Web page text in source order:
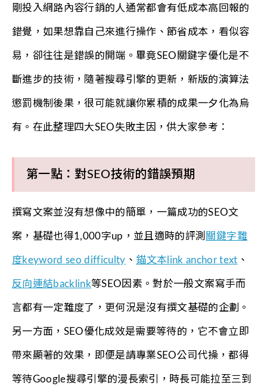
剛投入網路內容行銷的人通常都會有低成本高回報的
錯覺，如果想靠自己來進行操作、節省成本，看似容
易，卻往往是錯誤的開端。畢竟SEO關鍵字優化是不
斷進步的技術，隨著搜尋引擎的更新，新版的演算法
懲罰機制後果，很可能就讓你累積的成果一夕化為烏
有。在此整理四大SEO失敗主因，供大家參考：
第一點：對SEO技術的錯誤預期
撰寫文案並沒有想像中的簡單，一篇成功的SEO文
案，基礎也得1,000字up，並且適時的評測 關鍵字難
度keyword seo difficulty 、 錨文本link anchor text 、
反向連結backlink等SEO因素。對於一般文案寫手而
言都有一定難度了，更何況是沒有撰文基礎的企劃。
另一方面，SEO優化成效是需要等待的，它不會立即
帶來顯著的效果，即便是請專業SEO公司代操，都得
等待Google搜尋引擎的漫長索引，時長可能拉至三到